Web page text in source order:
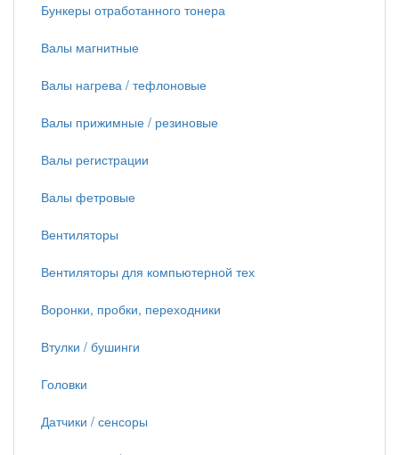
Бункеры отработанного тонера
Валы магнитные
Валы нагрева / тефлоновые
Валы прижимные / резиновые
Валы регистрации
Валы фетровые
Вентиляторы
Вентиляторы для компьютерной тех
Воронки, пробки, переходники
Втулки / бушинги
Головки
Датчики / сенсоры